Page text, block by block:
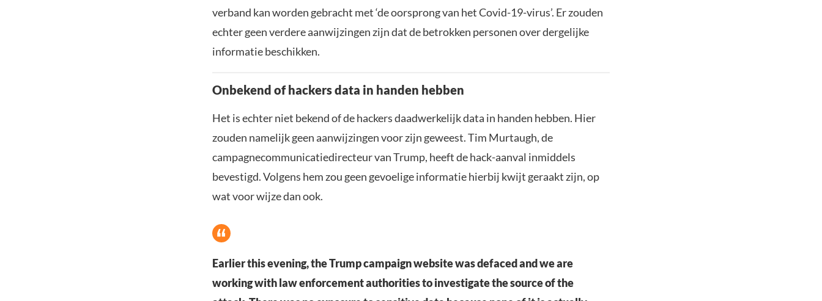
verband kan worden gebracht met ‘de oorsprong van het Covid-19-virus’. Er zouden
echter geen verdere aanwijzingen zijn dat de betrokken personen over dergelijke
informatie beschikken.
Onbekend of hackers data in handen hebben
Het is echter niet bekend of de hackers daadwerkelijk data in handen hebben. Hier
zouden namelijk geen aanwijzingen voor zijn geweest. Tim Murtaugh, de
campagnecommunicatiedirecteur van Trump, heeft de hack-aanval inmiddels
bevestigd. Volgens hem zou geen gevoelige informatie hierbij kwijt geraakt zijn, op
wat voor wijze dan ook.
Earlier this evening, the Trump campaign website was defaced and we are
working with law enforcement authorities to investigate the source of the